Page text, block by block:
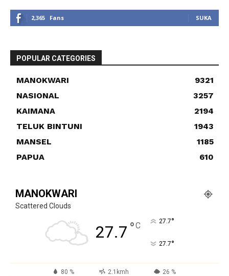
2,365 Fans SUKA
POPULAR CATEGORIES
MANOKWARI
9321
NASIONAL
3257
KAIMANA
2194
TELUK BINTUNI
1943
MANSEL
1185
PAPUA
610
MANOKWARI
Scattered Clouds
27.7 °C 27.7°
27.7°
80 % 2.1kmh 26 %